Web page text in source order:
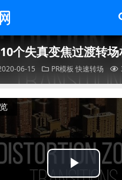
个失真变焦过渡转
06-15 PR模板 快速转场